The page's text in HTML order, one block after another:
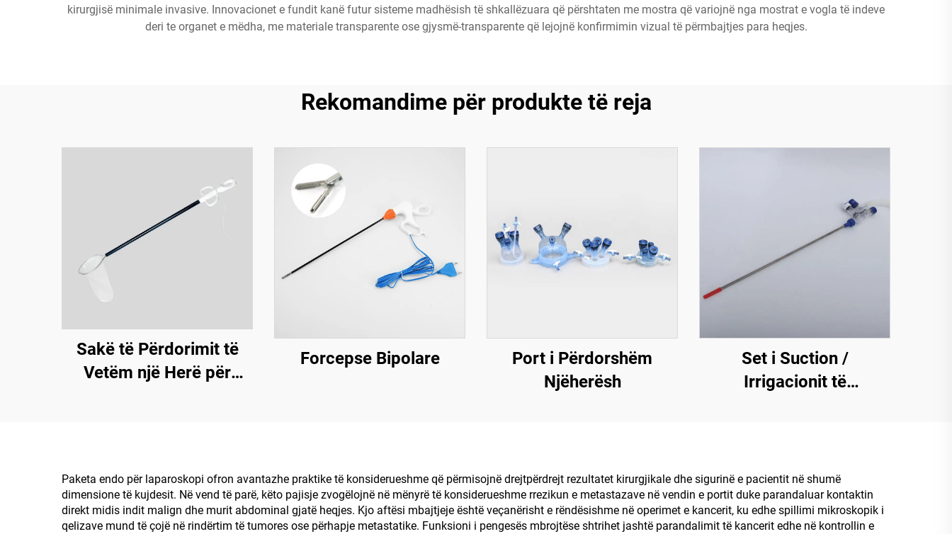
kirurgjisë minimale invasive. Innovacionet e fundit kanë futur sisteme madhësish të shkallëzuara që përshtaten me mostra që variojnë nga mostrat e vogla të indeve
deri te organet e mëdha, me materiale transparente ose gjysmë-transparente që lejojnë konfirmimin vizual të përmbajtjes para heqjes.
Rekomandime për produkte të reja
Sakë të Përdorimit të
Vetëm një Herë për
Forcepse Bipolare
Port i Përdorshëm
Njëherësh
Set i Suction /
Irrigacionit të
Paketa endo për laparoskopi ofron avantazhe praktike të konsiderueshme që përmisojnë drejtpërdrejt rezultatet kirurgjikale dhe sigurinë e pacientit në shumë
dimensione të kujdesit. Në vend të parë, këto pajisje zvogëlojnë në mënyrë të konsiderueshme rrezikun e metastazave në vendin e portit duke parandaluar kontaktin
direkt midis indit malign dhe murit abdominal gjatë heqjes. Kjo aftësi mbajtjeje është veçanërisht e rëndësishme në operimet e kancerit, ku edhe spillimi mikroskopik i
qelizave mund të çojë në rindërtim të tumores ose përhapje metastatike. Funksioni i pengesës mbrojtëse shtrihet jashtë parandalimit të kancerit edhe në kontrollin e